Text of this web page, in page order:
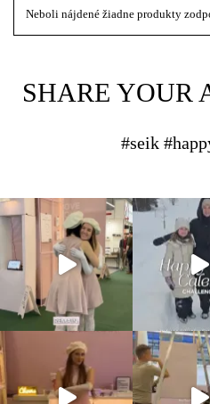
Neboli nájdené žiadne produkty
SHARE YOUR
#seik